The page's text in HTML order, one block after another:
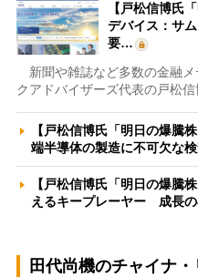
【戸松信博氏
デバイス：サ
要…
新聞や雑誌など多数の金融
クアドバイザーズ代表の戸松
【戸松信博氏「明日の爆騰
端半導体の製造に不可欠な
【戸松信博氏「明日の爆騰
えるキープレーヤー 成長
田代尚機のチャイナ